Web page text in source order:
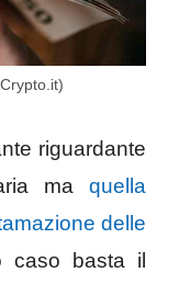
riguardante
ma quella
delle
caso basta il